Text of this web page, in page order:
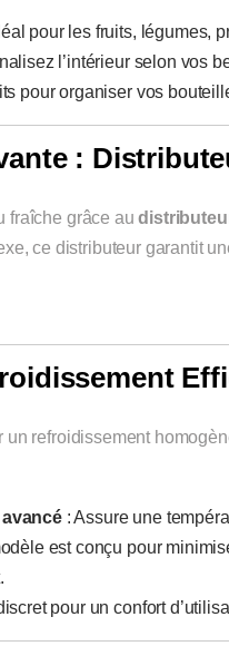
pour les fruits, légumes,
l’intérieur selon vos
pour organiser vos
:
fraîche grâce au
ce distributeur garantit
un refroidissement
: Assure une
est conçu pour
pour un confort